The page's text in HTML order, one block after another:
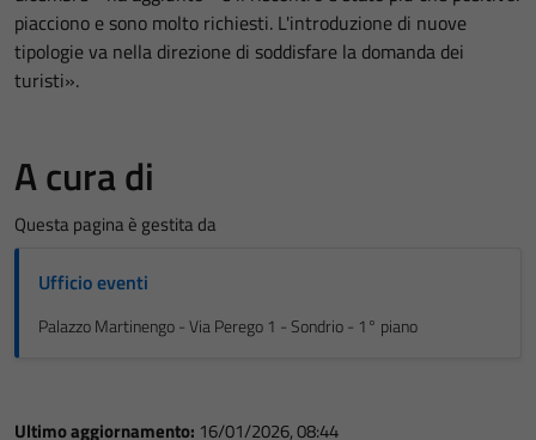
piacciono e sono molto richiesti. L'introduzione di nuove
tipologie va nella direzione di soddisfare la domanda dei
turisti».
A cura di
Questa pagina è gestita da
Ufficio eventi
Palazzo Martinengo - Via Perego 1 - Sondrio - 1° piano
Ultimo aggiornamento: 16/01/2026, 08:44